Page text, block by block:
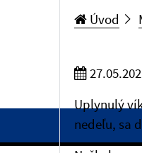
Úvod
Uplynulý
nedeľu, sa